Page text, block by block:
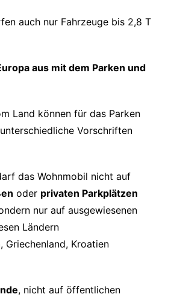
auch nur Fahrzeuge bis 2,8 T
aus mit dem Parken und
Land können für das Parken
Vorschriften
das Wohnmobil nicht auf
oder privaten Parkplätzen
nur auf ausgewiesenen
Ländern
Griechenland, Kroatien
, nicht auf öffentlichen